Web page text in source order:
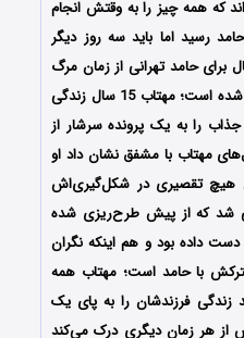
که همه چیز را به وقتش انجام
رسید اما باید سه روز دیگر
برای حامد تهرانی از زمان مرگ
مادرش تبدیل به تقدیری نانوشته شده است؛ مهتاب 15 سال زندگی
را به یک پرونده سرشار از
مهتاب با مشفق نشان داد او
هیچ تقصیری در شکل‌گیری‌اش
شد که از پیش طرح‌ریزی شده
داده بود و هم اینکه نگران
با حامد است؛ مهتاب همه
فرزندشان را به پای یک
از هر زمان دیگری درک می‌کند